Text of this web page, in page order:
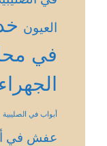
العيون
في
الجهراء
أبواب في الصليبية
عفش في